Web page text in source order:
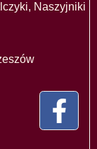
Naszyjniki